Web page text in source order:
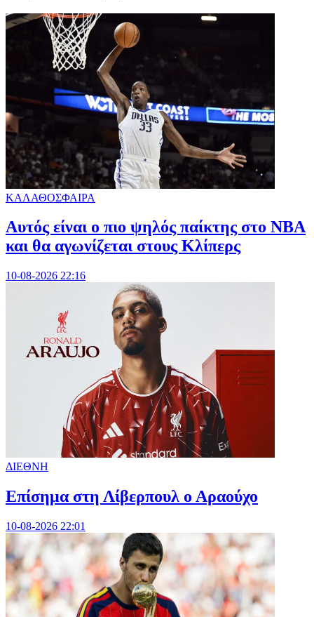
ΚΑΛΑΘΟΣΦΑΙΡΑ
Αυτός είναι ο πιο ψηλός παίκτης στο NBA
και θα αγωνίζεται στους Κλίπερς
10-08-2026 22:16
ΔΙΕΘΝΗ
Επίσημα στη Λίβερπουλ ο Αραούχο
10-08-2026 22:01